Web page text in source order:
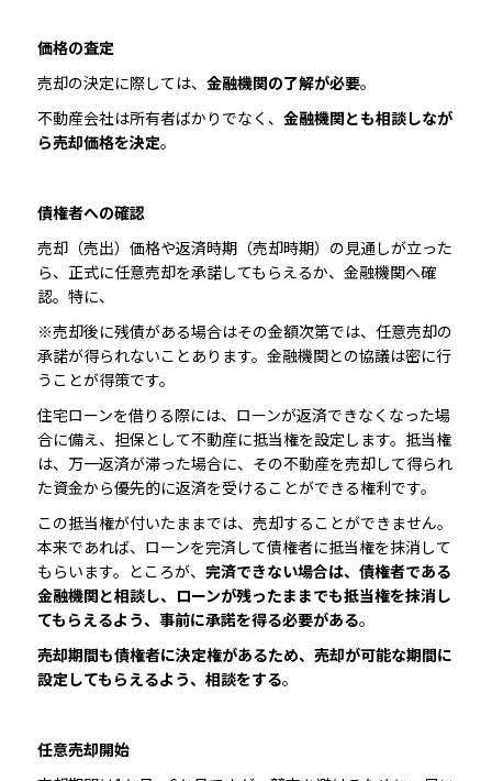
価格の査定
売却の決定に際しては、 金融機関の了解が必要。
不動産会社は所有者ばかりでなく、 金融機関とも相談しなが
ら売却価格を決定。
債権者への確認
売却（売出）価格や返済時期（売却時期）の見通しが立った
ら、正式に任意売却を承諾してもらえるか、金融機関へ確
認。特に、
※売却後に残債がある場合はその金額次第では、任意売却の
承諾が得られないことあります。金融機関との協議は密に行
うことが得策です。
住宅ローンを借りる際には、ローンが返済できなくなった場
合に備え、担保として不動産に抵当権を設定します。抵当権
は、万一返済が滞った場合に、その不動産を売却して得られ
た資金から優先的に返済を受けることができる権利です。
この抵当権が付いたままでは、売却することができません。
本来であれば、ローンを完済して債権者に抵当権を抹消して
もらいます。ところが、 完済できない場合は、債権者である
金融機関と相談し、ローンが残ったままでも抵当権を抹消し
てもらえるよう、事前に承諾を得る必要がある。
売却期間も債権者に決定権があるため、売却が可能な期間に
設定してもらえるよう、相談をする。
任意売却開始